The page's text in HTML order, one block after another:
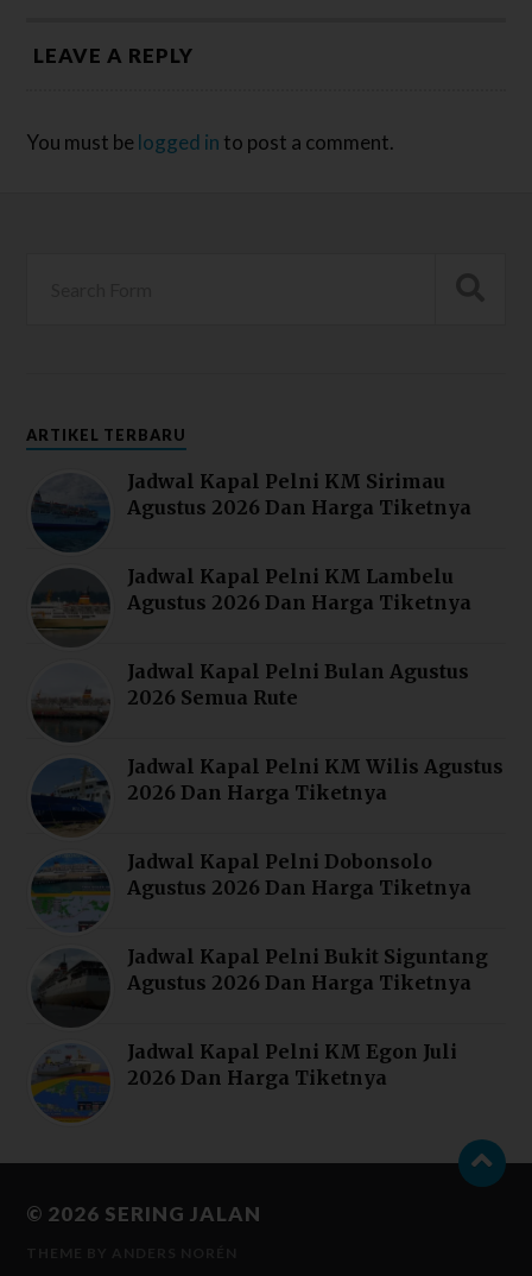
LEAVE A REPLY
You must be logged in to post a comment.
ARTIKEL TERBARU
Jadwal Kapal Pelni KM Sirimau
Agustus 2026 Dan Harga Tiketnya
Jadwal Kapal Pelni KM Lambelu
Agustus 2026 Dan Harga Tiketnya
Jadwal Kapal Pelni Bulan Agustus
2026 Semua Rute
Jadwal Kapal Pelni KM Wilis Agustus
2026 Dan Harga Tiketnya
Jadwal Kapal Pelni Dobonsolo
Agustus 2026 Dan Harga Tiketnya
Jadwal Kapal Pelni Bukit Siguntang
Agustus 2026 Dan Harga Tiketnya
Jadwal Kapal Pelni KM Egon Juli
2026 Dan Harga Tiketnya
© 2026 SERING JALAN